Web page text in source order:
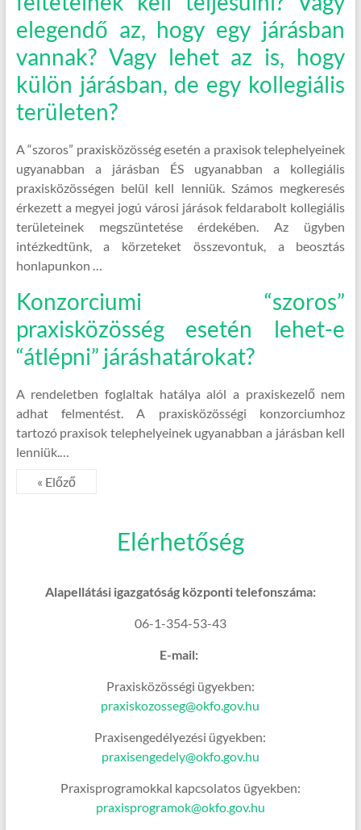
elegendő az, hogy egy járásban
vannak? Vagy lehet az is, hogy
külön járásban, de egy kollegiális
területen?
A “szoros” praxisközösség esetén a praxisok telephelyeinek
ugyanabban a járásban ÉS ugyanabban a kollegiális
praxisközösségen belül kell lenniük. Számos megkeresés
érkezett a megyei jogú városi járások feldarabolt kollegiális
területeinek megszüntetése érdekében. Az ügyben
intézkedtünk, a körzeteket összevontuk, a beosztás
honlapunkon …
Konzorciumi “szoros”
praxisközösség esetén lehet-e
“átlépni” járáshatárokat?
A rendeletben foglaltak hatálya alól a praxiskezelő nem
adhat felmentést. A praxisközösségi konzorciumhoz
tartozó praxisok telephelyeinek ugyanabban a járásban kell
lenniük.…
« Előző
Elérhetőség
Alapellátási igazgatóság központi telefonszáma:
06-1-354-53-43
E-mail:
Praxisközösségi ügyekben:
praxiskozosseg@okfo.gov.hu
Praxisengedélyezési ügyekben:
praxisengedely@okfo.gov.hu
Praxisprogramokkal kapcsolatos ügyekben:
praxisprogramok@okfo.gov.hu